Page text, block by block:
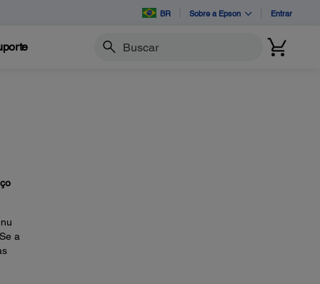
BR Sobre a Epson Entrar
Buscar
a